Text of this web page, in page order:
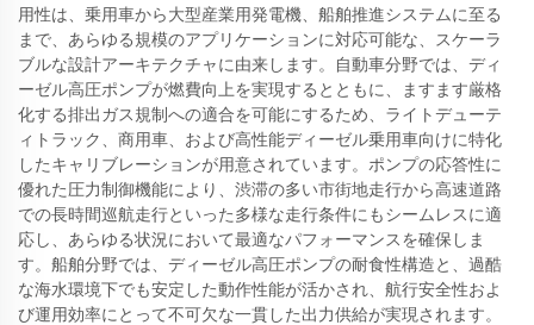
用性は、乗用車から大型産業用発電機、船舶推進システムに至る
まで、あらゆる規模のアプリケーションに対応可能な、スケーラ
ブルな設計アーキテクチャに由来します。自動車分野では、ディ
ーゼル高圧ポンプが燃費向上を実現するとともに、ますます厳格
化する排出ガス規制への適合を可能にするため、ライトデューテ
ィトラック、商用車、および高性能ディーゼル乗用車向けに特化
したキャリブレーションが用意されています。ポンプの応答性に
優れた圧力制御機能により、渋滞の多い市街地走行から高速道路
での長時間巡航走行といった多様な走行条件にもシームレスに適
応し、あらゆる状況において最適なパフォーマンスを確保しま
す。船舶分野では、ディーゼル高圧ポンプの耐食性構造と、過酷
な海水環境下でも安定した動作性能が活かされ、航行安全性およ
び運用効率にとって不可欠な一貫した出力供給が実現されます。